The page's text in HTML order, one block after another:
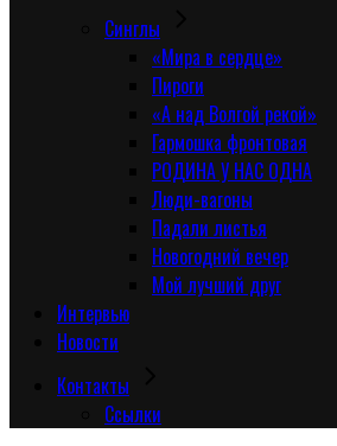
Синглы
«Мира в сердце»
Пироги
«А над Волгой рекой»
Гармошка фронтовая
РОДИНА У НАС ОДНА
Люди-вагоны
Падали листья
Новогодний вечер
Мой лучший друг
Интервью
Новости
Контакты
Сcылки